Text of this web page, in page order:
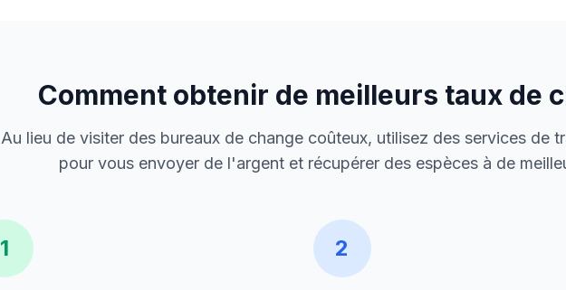
Comment obtenir de meilleurs taux de
Au lieu de visiter des bureaux de change coûteux, utilisez des services de
pour vous envoyer de l'argent et récupérer des espèces à de
1 2